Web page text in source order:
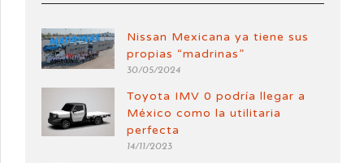
Nissan Mexicana ya tiene sus
propias “madrinas”
30/05/2024
Toyota IMV 0 podría llegar a
México como la utilitaria
perfecta
14/11/2023